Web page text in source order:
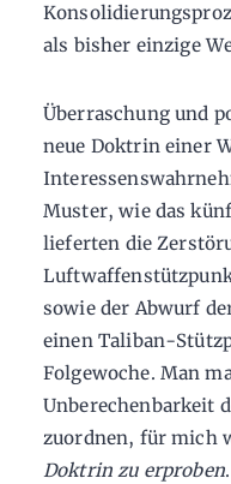
als bisher einzige
Überraschung und
neue Doktrin einer
Muster, wie das
lieferten die
sowie der Abwurf
einen Taliban-
Folgewoche. Man
Unberechenbarkeit
zuordnen, für mich
Doktrin zu erproben